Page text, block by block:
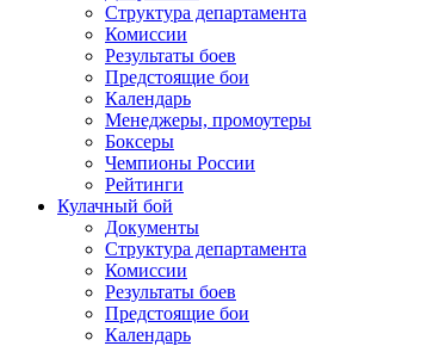
Структура департамента
Комиссии
Результаты боев
Предстоящие бои
Календарь
Менеджеры, промоутеры
Боксеры
Чемпионы России
Рейтинги
Кулачный бой
Документы
Структура департамента
Комиссии
Результаты боев
Предстоящие бои
Календарь